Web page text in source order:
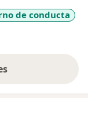
de conducta